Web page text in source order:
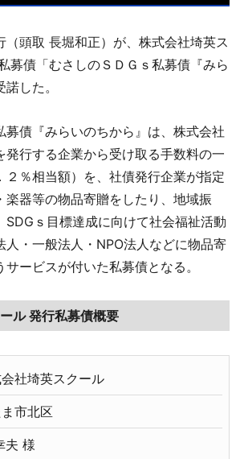
（頭取 長堀和正）が、株式会社埼英ス
募債「むさしのＳＤＧｓ私募債『みら
した。
募債『みらいのちから』は、株式会社
発行する企業から受け取る手数料の一
２％相当額）を、社債発行企業が指定
楽器等の物品寄贈をしたり、地域振
SDGｓ目標達成に向けて社会福祉活動
人・一般法人・NPO法人などに物品寄
ービスが付いた私募債となる。
ル 発行私募債概要
社埼英スクール
市北区
夫 様